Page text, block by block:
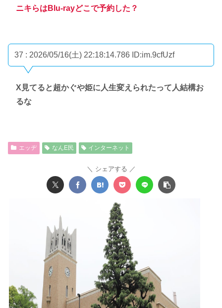
ニキらはBlu-rayどこで予約した？
37 : 2026/05/16(土) 22:18:14.786 ID:im.9cfUzf
X見てると超かぐや姫に人生変えられたって人結構お
るな
エッヂ なんE民 インターネット
シェアする